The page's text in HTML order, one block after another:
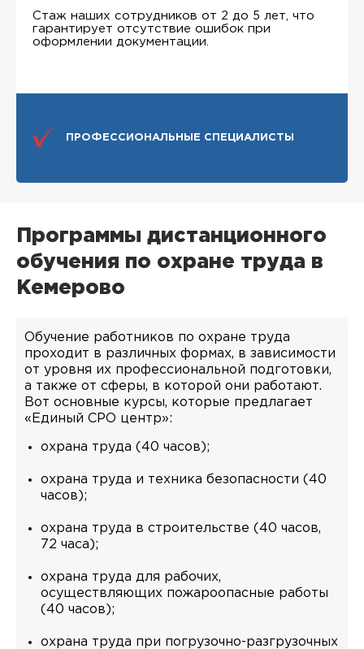
Стаж наших сотрудников от 2 до 5 лет, что
гарантирует отсутствие ошибок при
оформлении документации.
ПРОФЕССИОНАЛЬНЫЕ СПЕЦИАЛИСТЫ
Программы дистанционного
обучения по охране труда в
Кемерово
Обучение работников по охране труда
проходит в различных формах, в зависимости
от уровня их профессиональной подготовки,
а также от сферы, в которой они работают.
Вот основные курсы, которые предлагает
«Единый СРО центр»:
охрана труда (40 часов);
охрана труда и техника безопасности (40
часов);
охрана труда в строительстве (40 часов,
72 часа);
охрана труда для рабочих,
осуществляющих пожароопасные работы
(40 часов);
охрана труда при погрузочно-разгрузочных